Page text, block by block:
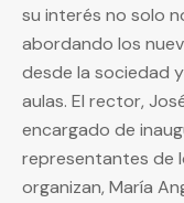
su interés no solo
abordando los
desde la sociedad
aulas. El rector,
encargado de
representantes de
organizan, María